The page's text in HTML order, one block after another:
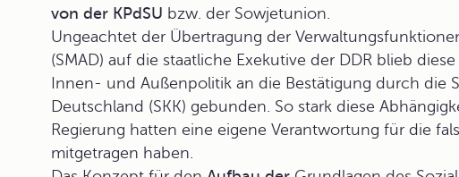
von der KPdSU bzw. der Sowjetunion.
Ungeachtet der Übertragung der
(SMAD) auf die staatliche Exekutive der DDR blieb
Innen- und Außenpolitik an die Bestätigung durch die
Deutschland (SKK) gebunden. So stark diese
Regierung hatten eine eigene Verantwortung für die
mitgetragen haben.